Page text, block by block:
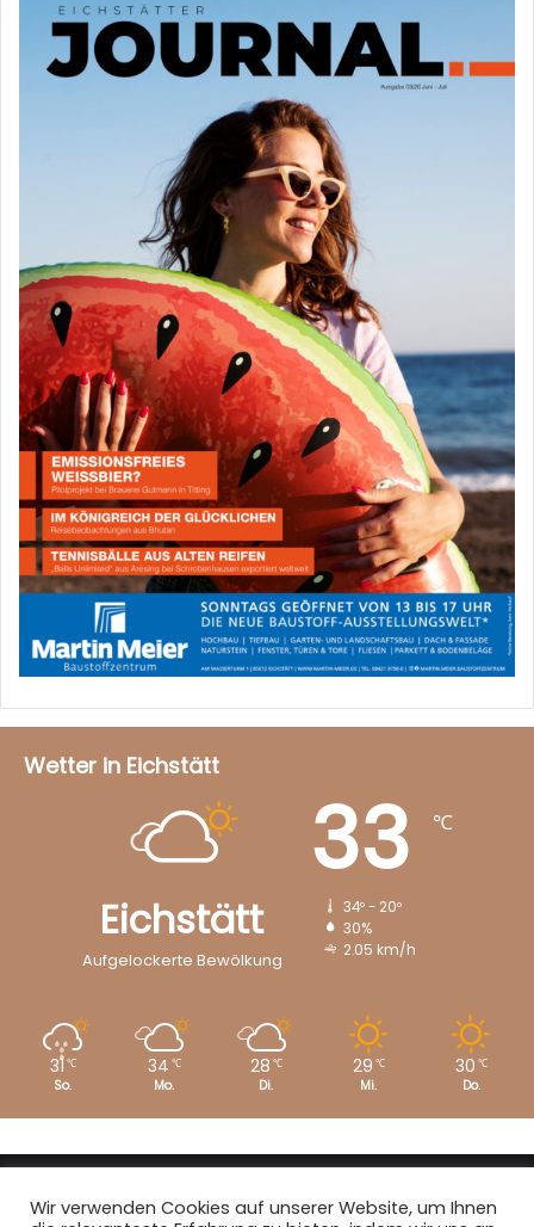
Wetter in Eichstätt
Eichstätt
Aufgelockerte Bewölkung
33 ℃
34º - 20º
30%
2.05 km/h
31 ℃
So.
34 ℃
Mo.
28 ℃
Di.
29 ℃
Mi.
30 ℃
Do.
Copyright © 2008 - 2026 EI-Live.de
| Alle Rechte vorbehalten.
Wir verwenden Cookies auf unserer Website, um Ihnen